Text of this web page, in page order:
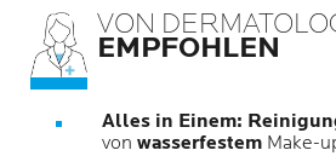
VON
EMPFOHLEN
Alles in Einem:
von wasserfestem Make-